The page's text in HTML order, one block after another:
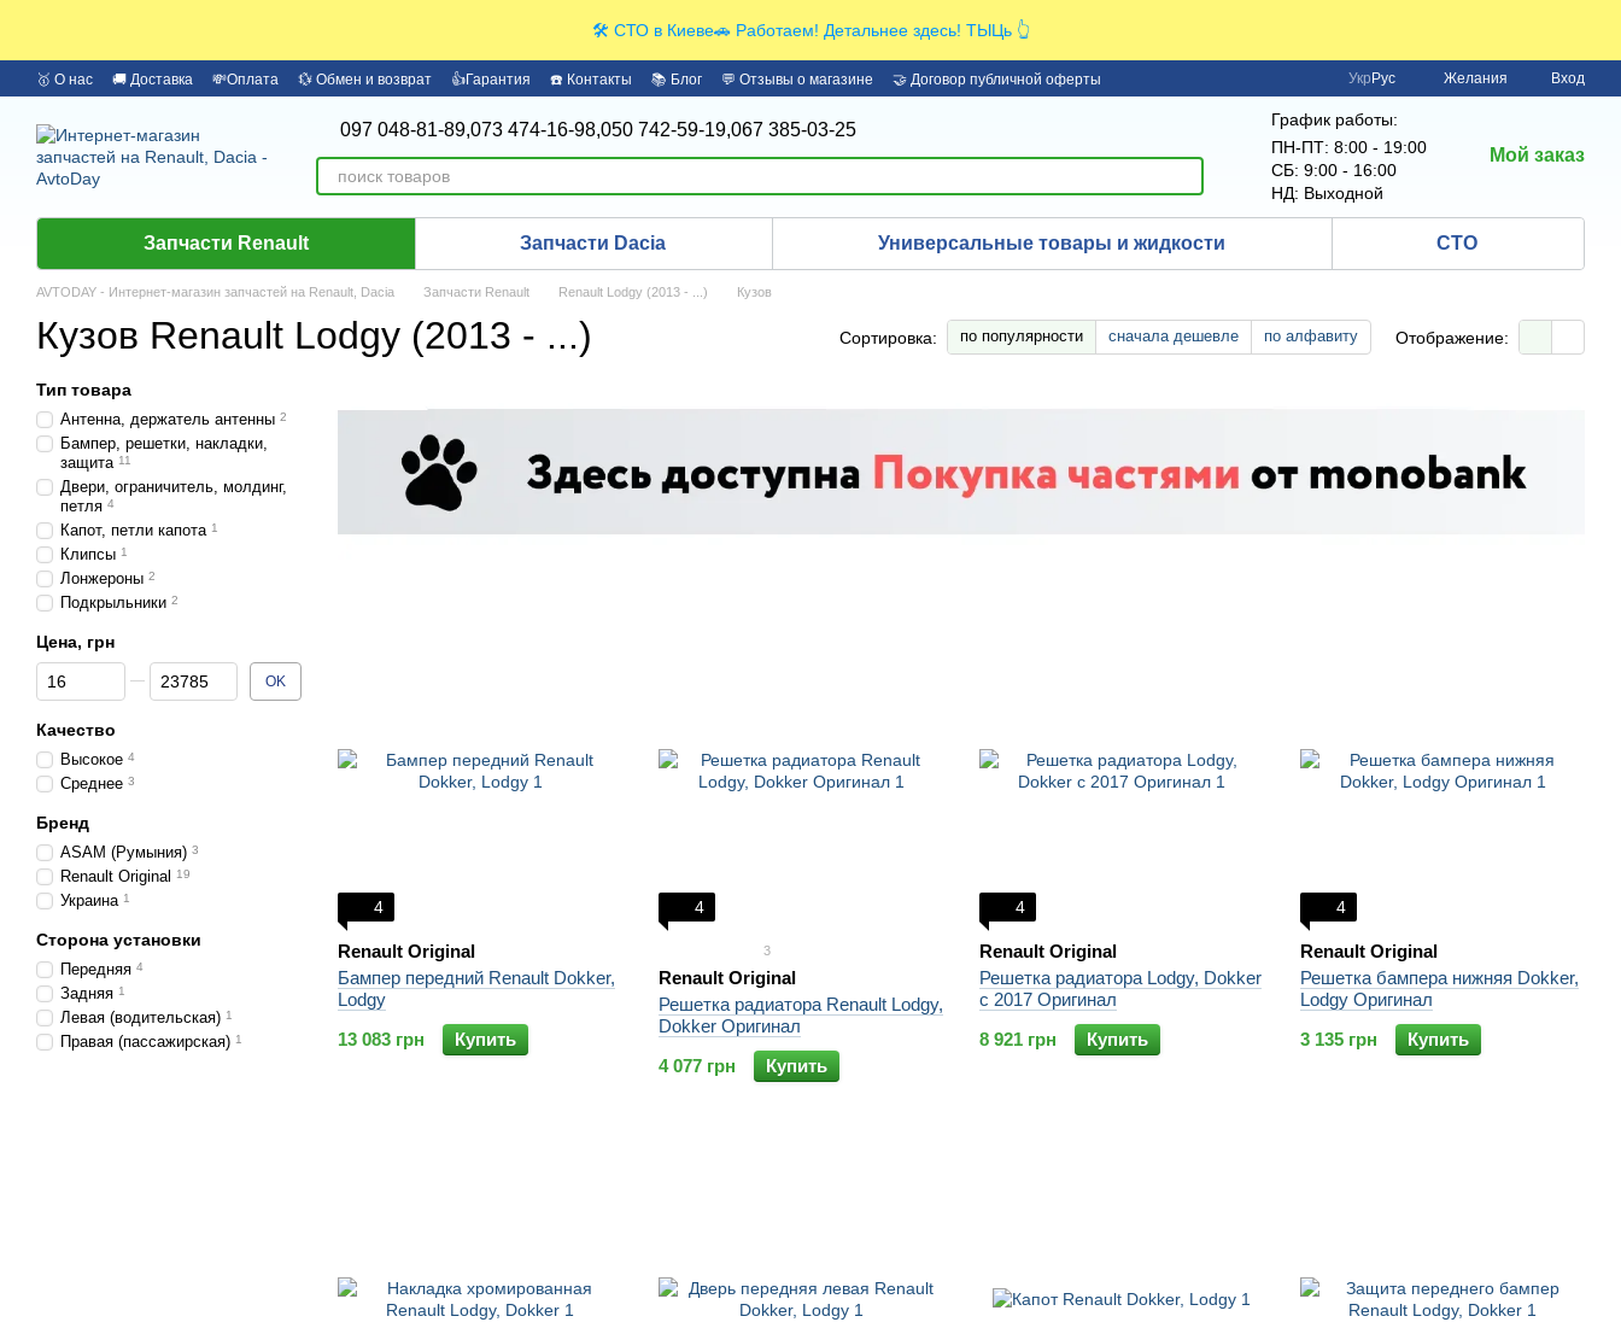
🛠️ СТО в Киеве🚗 Работаем! Детальнее здесь! ТЫЦь 👆
🥇 О нас 🚚 Доставка 💸Оплата 💱 Обмен и возврат 👍Гарантия ☎️ Контакты 📚 Блог 💬 Отзывы о магазине
🤝 Договор публичной оферты
Укр Рус Желания Вход
097 048-81-89,073 474-16-98,050 742-59-19,067 385-03-25
График работы:
ПН-ПТ: 8:00 - 19:00
СБ: 9:00 - 16:00
НД: Выходной
Мой заказ
Запчасти Renault Запчасти Dacia Универсальные товары и жидкости СТО
AVTODAY - Интернет-магазин запчастей на Renault, Dacia Запчасти Renault Renault Lodgy (2013 - ...) Кузов
Кузов Renault Lodgy (2013 - ...) Сортировка: по популярности сначала дешевле по алфавиту Отображение:
4
Renault Original
Бампер передний Renault Dokker,
Lodgy
13 083 грн
Купить
4
3
Renault Original
Решетка радиатора Renault Lodgy,
Dokker Оригинал
4 077 грн
Купить
4
Renault Original
Решетка радиатора Lodgy, Dokker
с 2017 Оригинал
8 921 грн
Купить
4
Renault Original
Решетка бампера нижняя Dokker,
Lodgy Оригинал
3 135 грн
Купить
Тип товара
Антенна, держатель антенны 2
Бампер, решетки, накладки,
защита 11
Двери, ограничитель, молдинг,
петля 4
Капот, петли капота 1
Клипсы 1
Лонжероны 2
Подкрыльники 2
Цена, грн
От Цена, грн
До Цена, грн OK
Качество
Высокое 4
Среднее 3
Бренд
ASAM (Румыния) 3
Renault Original 19
Украина 1
Сторона установки
Передняя 4
Задняя 1
Левая (водительская) 1
Правая (пассажирская) 1